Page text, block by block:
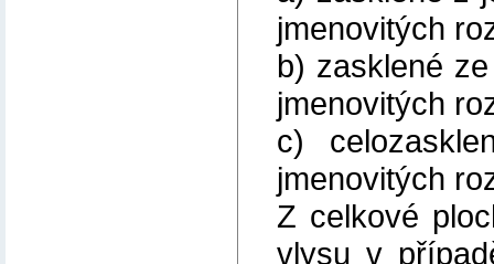
jmenovitých
b) zasklené
jmenovitých
c)
jmenovitých
Z celkové
vlysu v